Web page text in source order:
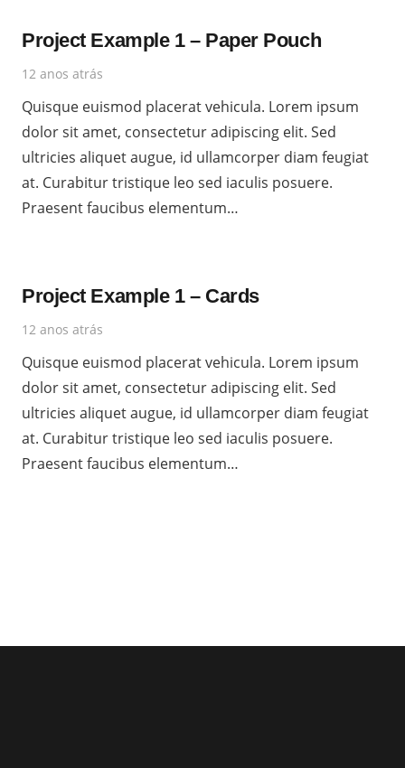
Project Example 1 – Paper Pouch
12 anos atrás
Quisque euismod placerat vehicula. Lorem ipsum
dolor sit amet, consectetur adipiscing elit. Sed
ultricies aliquet augue, id ullamcorper diam feugiat
at. Curabitur tristique leo sed iaculis posuere.
Praesent faucibus elementum…
Project Example 1 – Cards
12 anos atrás
Quisque euismod placerat vehicula. Lorem ipsum
dolor sit amet, consectetur adipiscing elit. Sed
ultricies aliquet augue, id ullamcorper diam feugiat
at. Curabitur tristique leo sed iaculis posuere.
Praesent faucibus elementum…